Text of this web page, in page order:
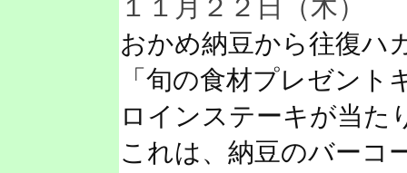
１１月２２日（木）
おかめ納豆から往復ハ
「旬の食材プレゼン
ロインステーキが当た
これは、納豆のバーコ